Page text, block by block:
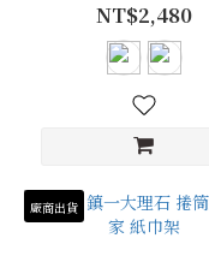
NT$2,480
廠商出貨